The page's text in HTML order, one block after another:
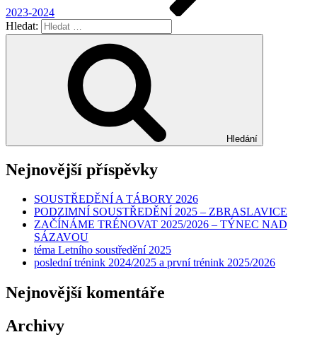
2023-2024
Hledat:
Hledání
Nejnovější příspěvky
SOUSTŘEDĚNÍ A TÁBORY 2026
PODZIMNÍ SOUSTŘEDĚNÍ 2025 – ZBRASLAVICE
ZAČÍNÁME TRÉNOVAT 2025/2026 – TÝNEC NAD
SÁZAVOU
téma Letního soustředění 2025
poslední trénink 2024/2025 a první trénink 2025/2026
Nejnovější komentáře
Archivy